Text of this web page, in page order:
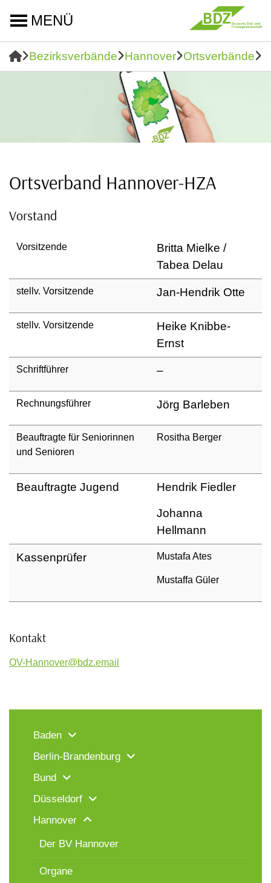
MENÜ
Bezirksverbände Hannover Ortsverbände
Ortsverband Hannover-HZA
Vorstand
Vorsitzende
Britta Mielke /
Tabea Delau
stellv. Vorsitzende Jan-Hendrik Otte
stellv. Vorsitzende
Heike Knibbe-
Ernst
Schriftführer –
Rechnungsführer Jörg Barleben
Beauftragte für Seniorinnen
und Senioren
Rositha Berger
Beauftragte Jugend Hendrik Fiedler
Johanna
Hellmann
Kassenprüfer Mustafa Ates
Mustaffa Güler
Kontakt
OV-Hannover@bdz.email
Baden
Berlin-Brandenburg
Bund
Düsseldorf
Hannover
Der BV Hannover
Organe